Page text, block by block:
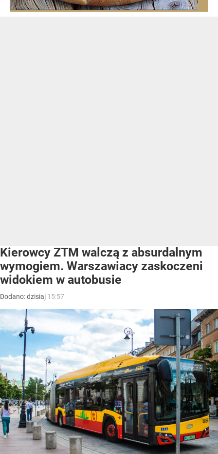
Kierowcy ZTM walczą z absurdalnym
wymogiem. Warszawiacy zaskoczeni
widokiem w autobusie
Dodano:dzisiaj 15:57